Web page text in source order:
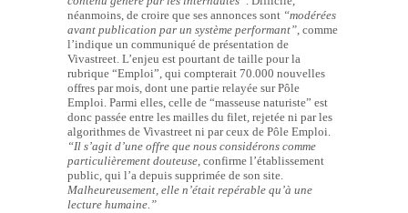
néanmoins, de croire que ses annonces sont “modérées
avant publication par un système performant”, comme
l’indique un communiqué de présentation de
Vivastreet. L’enjeu est pourtant de taille pour la
rubrique “Emploi”, qui compterait 70.000 nouvelles
offres par mois, dont une partie relayée sur Pôle
Emploi. Parmi elles, celle de “masseuse naturiste” est
donc passée entre les mailles du filet, rejetée ni par les
algorithmes de Vivastreet ni par ceux de Pôle Emploi.
“Il s’agit d’une offre que nous considérons comme
particulièrement douteuse, confirme l’établissement
public, qui l’a depuis supprimée de son site.
Malheureusement, elle n’était repérable qu’à une
lecture humaine.”